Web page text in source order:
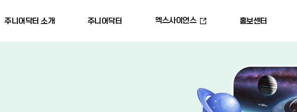
주니어닥터 소개 주니어닥터 엑스사이언스 홍보센터